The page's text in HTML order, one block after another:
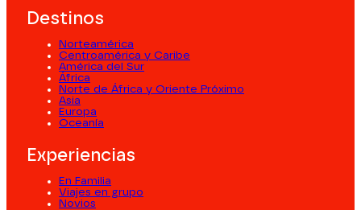
Destinos
Norteamérica
Centroamérica y Caribe
América del Sur
África
Norte de África y Oriente Próximo
Asia
Europa
Oceanía
Experiencias
En Familia
Viajes en grupo
Novios